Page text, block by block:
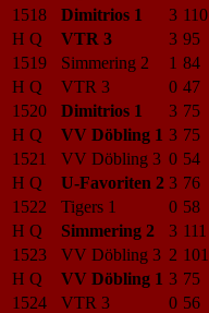
1518
Dimitrios 1 3 110
H Q
VTR 3 3 95
1519
Simmering 2 1 84
H Q
VTR 3 0 47
1520
Dimitrios 1 3 75
H Q
VV Döbling 1 3 75
1521
VV Döbling 3 0 54
H Q
U-Favoriten 2 3 76
1522
Tigers 1 0 58
H Q
Simmering 2 3 111
1523
VV Döbling 3 2 101
H Q
VV Döbling 1 3 75
1524
VTR 3 0 56